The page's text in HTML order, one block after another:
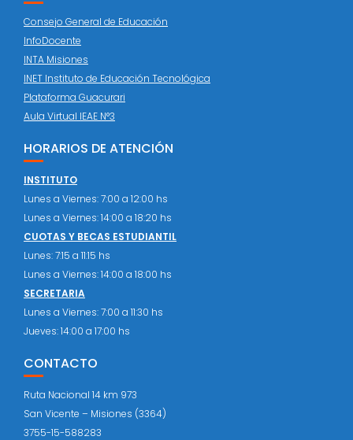
Consejo General de Educación
InfoDocente
INTA Misiones
INET Instituto de Educación Tecnológica
Plataforma Guacurari
Aula Virtual IEAE N°3
HORARIOS DE ATENCIÓN
INSTITUTO
Lunes a Viernes: 7:00 a 12:00 hs
Lunes a Viernes: 14:00 a 18:20 hs
CUOTAS Y BECAS ESTUDIANTIL
Lunes: 7:15 a 11:15 hs
Lunes a Viernes: 14:00 a 18:00 hs
SECRETARIA
Lunes a Viernes: 7:00 a 11:30 hs
Jueves: 14:00 a 17:00 hs
CONTACTO
Ruta Nacional 14 km 973
San Vicente – Misiones (3364)
3755-15-588283